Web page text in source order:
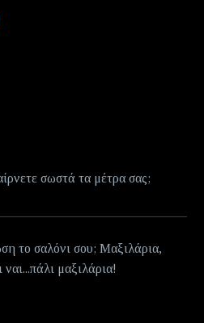
σωστά τα μέτρα σας;
το σαλόνι σου; Μαξιλάρια,
ναι...πάλι μαξιλάρια!